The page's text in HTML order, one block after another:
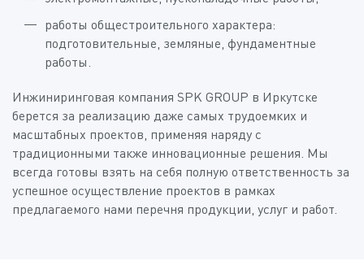
работы общестроительного характера:
подготовительные, земляные, фундаментные
работы.
Инжиниринговая компания SPK GROUP в Иркутске
берется за реализацию даже самых трудоемких и
масштабных проектов, применяя наряду с
традиционными также инновационные решения. Мы
всегда готовы взять на себя полную ответственность за
успешное осуществление проектов в рамках
предлагаемого нами перечня продукции, услуг и работ.